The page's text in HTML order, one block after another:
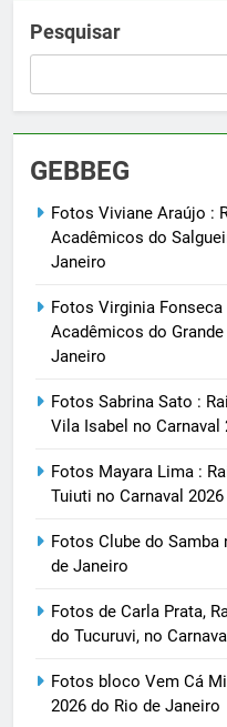
Pesquisar
GEBBEG
Fotos Viviane Araújo :
Acadêmicos do
Janeiro
Fotos Virginia Fonseca
Acadêmicos do
Janeiro
Fotos Sabrina Sato :
Vila Isabel no Carnaval
Fotos Mayara Lima :
Tuiuti no Carnaval
Fotos Clube do Samba
de Janeiro
Fotos de Carla Prata,
do Tucuruvi, no
Fotos bloco Vem Cá
2026 do Rio de Janeiro